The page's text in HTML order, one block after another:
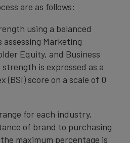
are as follows:
using a balanced
Marketing
Equity, and Business
is expressed as a
(BSI) score on a scale of 0
for each industry,
of brand to purchasing
maximum percentage is